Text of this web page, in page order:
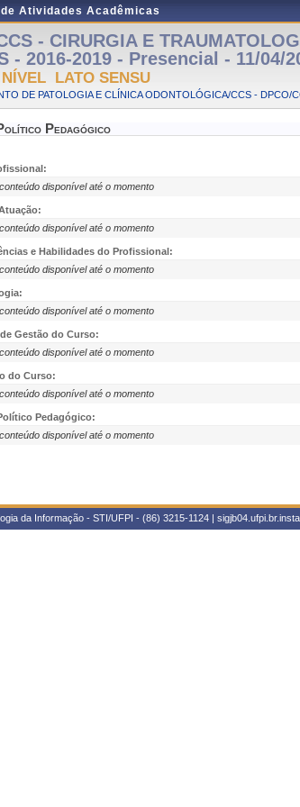
Atividades Acadêmicas
- CIRURGIA E
- 2016-2019 - Presencial - 11/04/
LATO SENSU
DE PATOLOGIA E CLÍNICA ODONTOLÓGICA/CCS - DPCO/
Pedagógico
disponível até o momento
disponível até o momento
e Habilidades do Profissional:
disponível até o momento
disponível até o momento
Gestão do Curso:
disponível até o momento
do Curso:
disponível até o momento
Pedagógico:
disponível até o momento
da Informação - STI/UFPI - (86) 3215-1124 |